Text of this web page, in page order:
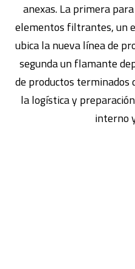
anexas. La primera
elementos filtrantes, un
ubica la nueva línea de
segunda un flamante
de productos terminados
la logística y
interno